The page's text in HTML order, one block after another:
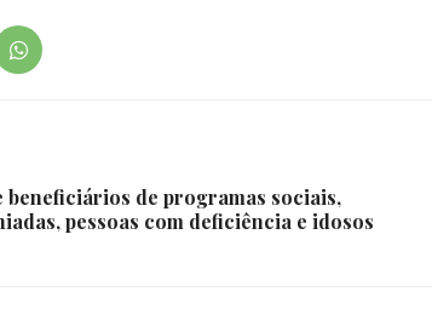
beneficiários de programas sociais,
pessoas com deficiência e idosos